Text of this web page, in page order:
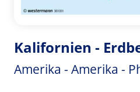
Kalifornien -
Amerika - Amerika -